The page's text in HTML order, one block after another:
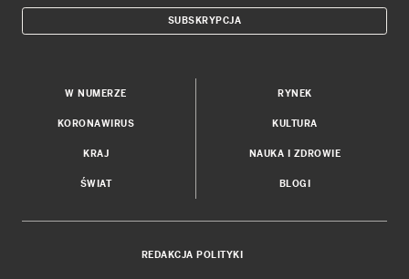
SUBSKRYPCJA
W NUMERZE
KORONAWIRUS
KRAJ
ŚWIAT
RYNEK
KULTURA
NAUKA I ZDROWIE
BLOGI
REDAKCJA POLITYKI